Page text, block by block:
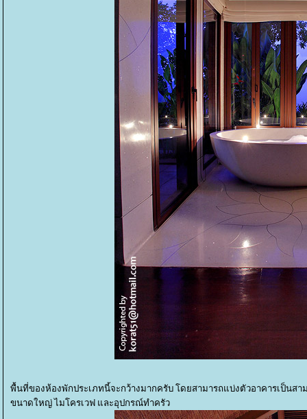
พื้นที่ของห้องพักประเภทนี้จะกว้างมากครับ โดยสามารถแบ่งตัวอาคารเป็นส
ขนาดใหญ่ ไมโครเวฟ และอุปกรณ์ทำครัว